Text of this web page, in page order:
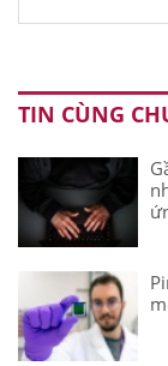
TIN CÙNG